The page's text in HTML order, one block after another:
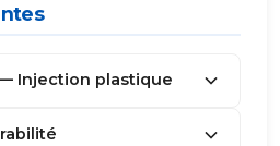
Injection plastique